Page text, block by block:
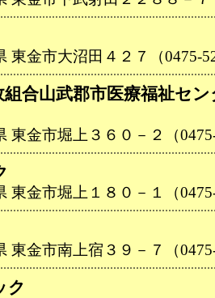
金市大沼田４２７（0475-
合山武郡市医療福祉セ
金市堀上３６０－２（
金市堀上１８０－１（
金市南上宿３９－７（
ク